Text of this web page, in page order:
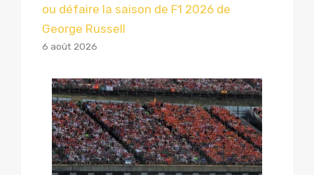
ou défaire la saison de F1 2026 de
George Russell
6 août 2026